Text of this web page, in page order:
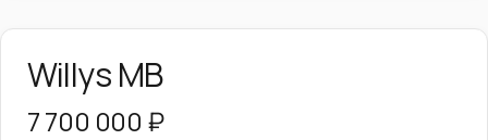
Willys MB
7 700 000 ₽